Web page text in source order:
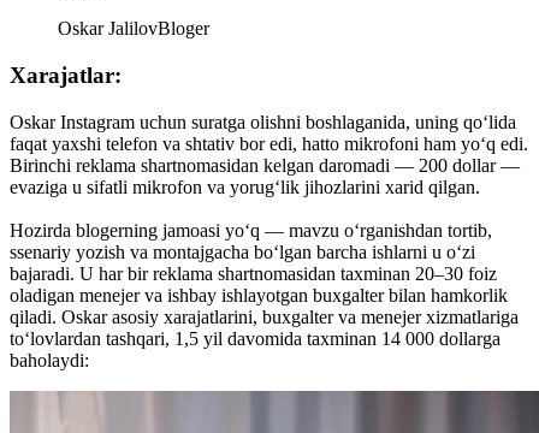
Oskar JalilovBloger
Xarajatlar:
Oskar Instagram uchun suratga olishni boshlaganida, uning qo‘lida
faqat yaxshi telefon va shtativ bor edi, hatto mikrofoni ham yo‘q edi.
Birinchi reklama shartnomasidan kelgan daromadi — 200 dollar —
evaziga u sifatli mikrofon va yorug‘lik jihozlarini xarid qilgan.
Hozirda blogerning jamoasi yo‘q — mavzu o‘rganishdan tortib,
ssenariy yozish va montajgacha bo‘lgan barcha ishlarni u o‘zi
bajaradi. U har bir reklama shartnomasidan taxminan 20–30 foiz
oladigan menejer va ishbay ishlayotgan buxgalter bilan hamkorlik
qiladi. Oskar asosiy xarajatlarini, buxgalter va menejer xizmatlariga
to‘lovlardan tashqari, 1,5 yil davomida taxminan 14 000 dollarga
baholaydi: